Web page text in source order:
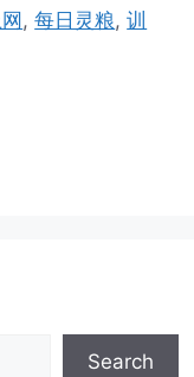
,每日灵粮,训
Search